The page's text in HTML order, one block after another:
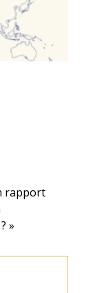
rapport
»